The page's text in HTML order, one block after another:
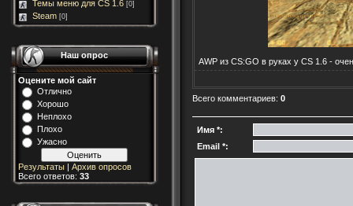
Темы меню для CS 1.6 [0]
Steam [0]
Наш опрос
Оцените мой сайт
Отлично
Хорошо
Неплохо
Плохо
Ужасно
Результаты | Архив опросов
Всего ответов: 33
AWP из CS:GO в руках у CS 1.6 -
Всего комментариев: 0
Имя *:
Email *: